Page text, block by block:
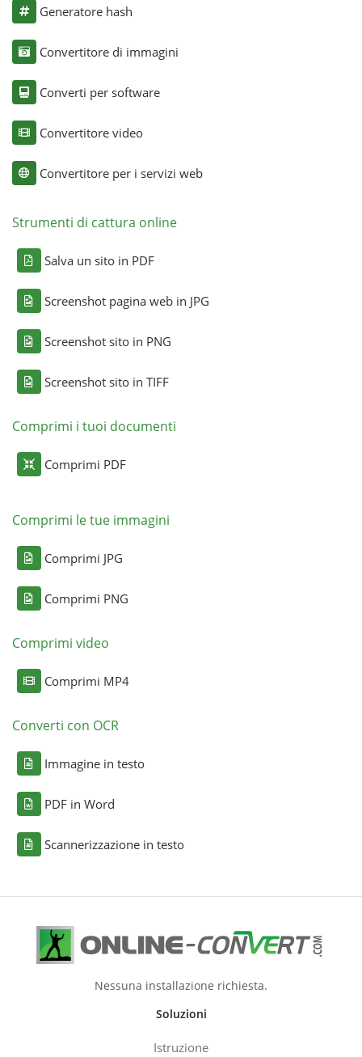
Generatore hash
Convertitore di immagini
Converti per software
Convertitore video
Convertitore per i servizi web
Strumenti di cattura online
Salva un sito in PDF
Screenshot pagina web in JPG
Screenshot sito in PNG
Screenshot sito in TIFF
Comprimi i tuoi documenti
Comprimi PDF
Comprimi le tue immagini
Comprimi JPG
Comprimi PNG
Comprimi video
Comprimi MP4
Converti con OCR
Immagine in testo
PDF in Word
Scannerizzazione in testo
Nessuna installazione richiesta.
Soluzioni
Istruzione